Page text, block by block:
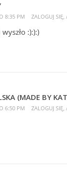
8:35 PM ZALOGUJ
:):):)
(MADE BY
6:50 PM ZALOGUJ